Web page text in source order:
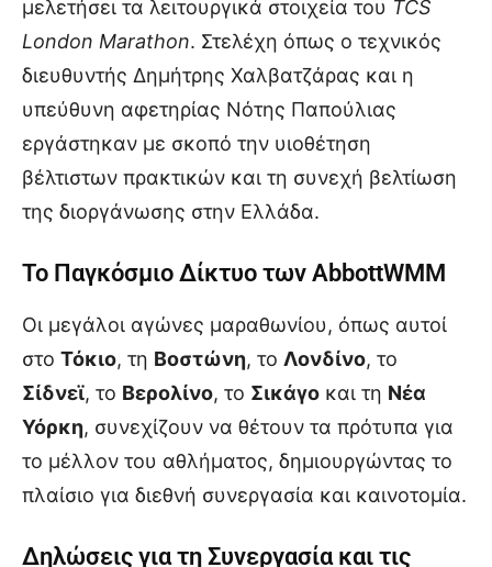
μελετήσει τα λειτουργικά στοιχεία του TCS
London Marathon. Στελέχη όπως ο τεχνικός
διευθυντής Δημήτρης Χαλβατζάρας και η
υπεύθυνη αφετηρίας Νότης Παπούλιας
εργάστηκαν με σκοπό την υιοθέτηση
βέλτιστων πρακτικών και τη συνεχή βελτίωση
της διοργάνωσης στην Ελλάδα.
Το Παγκόσμιο Δίκτυο των AbbottWMM
Οι μεγάλοι αγώνες μαραθωνίου, όπως αυτοί
στο Τόκιο, τη Βοστώνη, το Λονδίνο, το
Σίδνεϊ, το Βερολίνο, το Σικάγο και τη Νέα
Υόρκη, συνεχίζουν να θέτουν τα πρότυπα για
το μέλλον του αθλήματος, δημιουργώντας το
πλαίσιο για διεθνή συνεργασία και καινοτομία.
Δηλώσεις για τη Συνεργασία και τις